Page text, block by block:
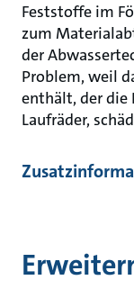
Feststoffe im
zum
der
Problem, weil
enthält, der die
Laufräder,